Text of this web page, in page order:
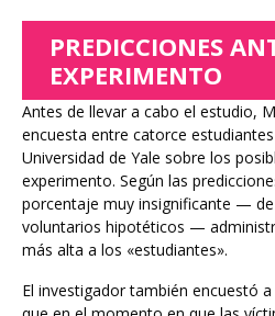
PREDICCIONES
EXPERIMENTO
Antes de llevar a cabo el estudio,
encuesta entre catorce
Universidad de Yale sobre los
experimento. Según las
porcentaje muy insignificante —
voluntarios hipotéticos —
más alta a los «estudiantes».
El investigador también encuestó